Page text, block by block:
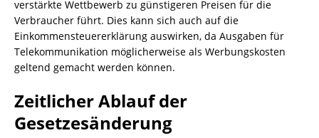
verstärkte Wettbewerb zu günstigeren Preisen für die
Verbraucher führt. Dies kann sich auch auf die
Einkommensteuererklärung auswirken, da Ausgaben für
Telekommunikation möglicherweise als Werbungskosten
geltend gemacht werden können.
Zeitlicher Ablauf der
Gesetzesänderung